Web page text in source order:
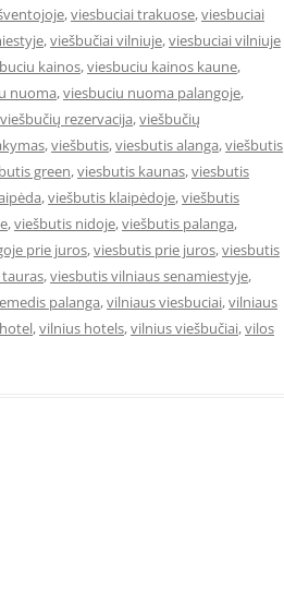
,viesbuciai trakuose,viesbuciai
,viešbučiai vilniuje,viesbuciai vilniuje
kainos,viesbuciu kainos kaune,
nuoma,viesbuciu nuoma palangoje,
viešbučių rezervacija,viešbučių
,viešbutis,viesbutis alanga,viešbutis
green,viesbutis kaunas,viesbutis
,viešbutis klaipėdoje,viešbutis
,viešbutis nidoje,viešbutis palanga,
prie juros,viesbutis prie juros,viesbutis
,viesbutis vilniaus senamiestyje,
palanga,vilniaus viesbuciai,vilniaus
,vilnius hotels,vilnius viešbučiai,vilos